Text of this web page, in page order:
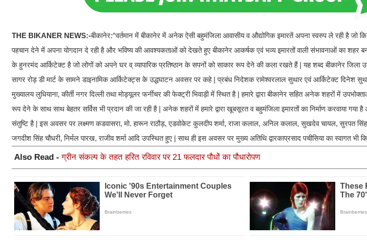
THE BIKANER NEWS:-बीकानेर:^वर्तमान में बीकानेर में अनेक ऐसी बहुमंजिला आवासीय व औद्योगिक इमारतें अपना स्वरुप ले रही है जो
पहचान देने में अपना योगदान दे रही है और भविष्य की आवश्यकताओं को देखते हुए बीकानेर आकर्षक एवं भव्य इमारतों वाली संभावनाओं का शहर
के हुनरमंद आर्किटेक्ट है जो लोगों को अपने घर व् व्यापारिक प्रतिष्ठान के सपनों को साकार रूप देने की कला रखते हैं | यह शब्द बीकानेर जिला
सागर रोड़ डी मार्ट के सामने डाइनामिक आर्किटेक्ट्स के उद्धघाटन अवसर पर कहे | प्रबंध निदेशक रामेश्वरलाल सुथार एवं आर्किटेक्ट दिनेश
मुख्यालय लुधियाना, कीर्ती नगर दिल्ली तथा मोड्यूलर फर्नीचर की फेक्ट्री भिवाड़ी में स्थित है | हमारे द्वारा बीकानेर सहित अनेक शहरों में
रूप देने के साथ साथ बेहतर सर्विस भी प्रदान की जा रही है | अनेक शहरों में हमारे द्वारा खूबसूरत व बहुमंजिला इमारतों का निर्माण करवाया गया है
संतुष्टि है | इस अवसर पर लक्ष्मण कडवासरा, मो. हारून राठौड़, एडवोकेट कुलदीप शर्मा, राजा कलाल, अनिल कलाल, सुखदेव चायल, सुरपत
जगदीश सिंह चौधरी, निर्मल पारख, राजीव शर्मा आदि उपस्थित हुए | साथ ही इस अवसर पर मुख्य अतिथि द्वारकाप्रसाद पचीसिया का स्वागत भी
Also Read -ग्रीन संकल्प के तहत हरित रविवार पर 21 फलदार पौधों का पौधारोपण